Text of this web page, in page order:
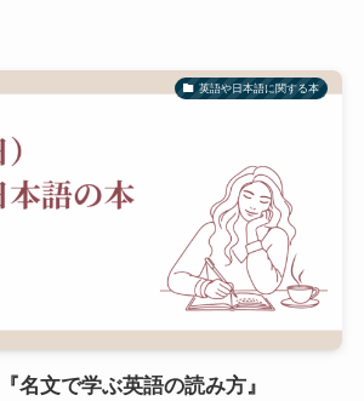
英語や日本語に関する本
名文で学ぶ英語の読み方』